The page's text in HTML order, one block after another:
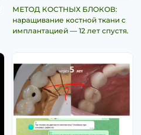
МЕТОД КОСТНЫХ БЛОКОВ:
наращивание костной ткани с
имплантацией — 12 лет спустя.